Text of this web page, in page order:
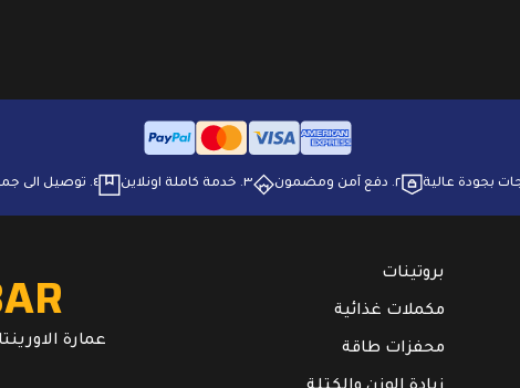
٢. ⁠دفع آمن ومضمون ٣. ⁠خدمة كاملة اونلاين ٤. ⁠توصيل الى جميع انحاء البلاد
بروتينات
مكملات غذائية
محفزات طاقة عمارة الاورينتال.